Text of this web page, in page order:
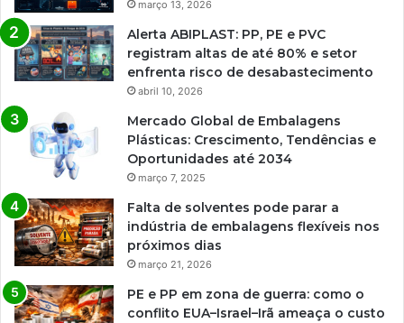
março 13, 2026
Alerta ABIPLAST: PP, PE e PVC
registram altas de até 80% e setor
enfrenta risco de desabastecimento
abril 10, 2026
Mercado Global de Embalagens
Plásticas: Crescimento, Tendências e
Oportunidades até 2034
março 7, 2025
Falta de solventes pode parar a
indústria de embalagens flexíveis nos
próximos dias
março 21, 2026
PE e PP em zona de guerra: como o
conflito EUA–Israel–Irã ameaça o custo